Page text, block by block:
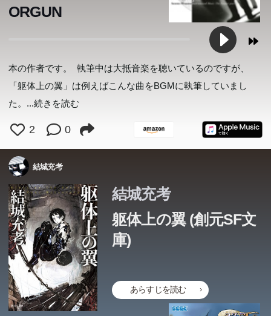
度、たった半年の任務のために存在している員は、ある日
情報が枯れきった互聯網（ネツト）で、ｃｙと名乗る人物
に呼びかけられる。「会えて嬉しい。僕は常に一人だか
ら」――ぎこちない会話を交わすうちに、員は彼に直接会
いたいと願うようになる。だが、共和国による細菌兵器散
布の脅威がｃｙに迫っていた。彼女は彼を救うため、二百
を超えて、員はｃｙの元に辿り着くことができるのか。／
解説＝牧眞司
ORGUN
本の作者です。 執筆中は大抵音楽を聴いているのですが、
「躯体上の翼」は例えばこんな曲をBGMに執筆していまし
た。 ...続きを読む
2 0
結城充考
結城充考
躯体上の翼 (創元SF文
庫)
あらすじを読む
度、たった半年の任務のために存在している員は、ある日
情報が枯れきった互聯網（ネツト）で、ｃｙと名乗る人物
に呼びかけられる。「会えて嬉しい。僕は常に一人だか
ら」――ぎこちない会話を交わすうちに、員は彼に直接会
いたいと願うようになる。だが、共和国による細菌兵器散
布の脅威がｃｙに迫っていた。彼女は彼を救うため、二百
を超えて、員はｃｙの元に辿り着くことができるのか。／
解説＝牧眞司
度、たった半年の任務のために存在している員は、ある日
情報が枯れきった互聯網（ネツト）で、ｃｙと名乗る人物
に呼びかけられる。「会えて嬉しい。僕は常に一人だか
ら」――ぎこちない会話を交わすうちに、員は彼に直接会
いたいと願うようになる。だが、共和国による細菌兵器散
布の脅威がｃｙに迫っていた。彼女は彼を救うため、二百
を超えて、員はｃｙの元に辿り着くことができるのか。／
解説＝牧眞司